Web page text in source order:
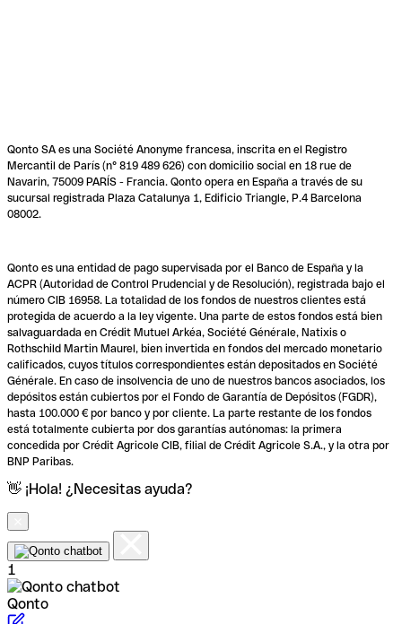
Qonto SA es una Société Anonyme francesa, inscrita en el Registro
Mercantil de París (n° 819 489 626) con domicilio social en 18 rue de
Navarin, 75009 PARÍS - Francia. Qonto opera en España a través de su
sucursal registrada Plaza Catalunya 1, Edificio Triangle, P.4 Barcelona
08002.
Qonto es una entidad de pago supervisada por el Banco de España y la
ACPR (Autoridad de Control Prudencial y de Resolución), registrada bajo el
número CIB 16958. La totalidad de los fondos de nuestros clientes está
protegida de acuerdo a la ley vigente. Una parte de estos fondos está bien
salvaguardada en Crédit Mutuel Arkéa, Société Générale, Natixis o
Rothschild Martin Maurel, bien invertida en fondos del mercado monetario
calificados, cuyos títulos correspondientes están depositados en Société
Générale. En caso de insolvencia de uno de nuestros bancos asociados, los
depósitos están cubiertos por el Fondo de Garantía de Depósitos (FGDR),
hasta 100.000 € por banco y por cliente. La parte restante de los fondos
está totalmente cubierta por dos garantías autónomas: la primera
concedida por Crédit Agricole CIB, filial de Crédit Agricole S.A., y la otra por
BNP Paribas.
👋 ¡Hola! ¿Necesitas ayuda?
1
Qonto